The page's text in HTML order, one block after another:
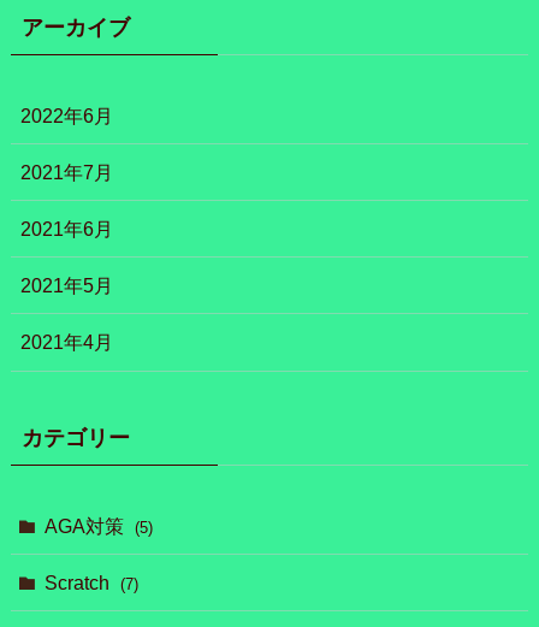
アーカイブ
2022年6月
2021年7月
2021年6月
2021年5月
2021年4月
カテゴリー
AGA対策 (5)
Scratch (7)